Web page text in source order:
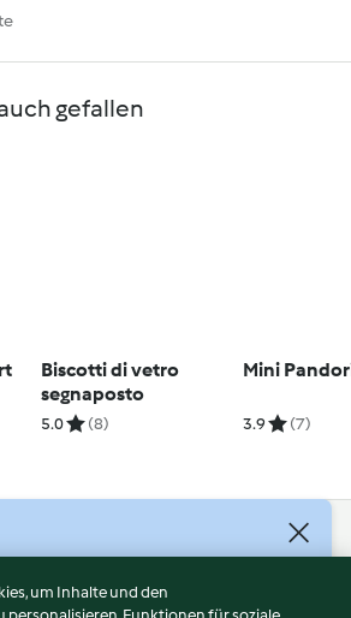
gefallen
Biscotti di vetro
segnaposto
5.0 (8)
Mini
3.9 (7)
um Inhalte und den